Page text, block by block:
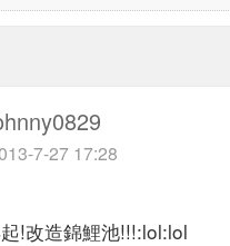
7-27 17:28
!改造錦鯉池!!!:lol:lol